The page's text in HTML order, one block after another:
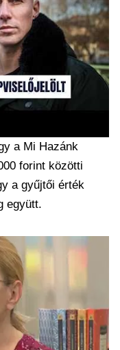
a Mi Hazánk
forint közötti
a gyűjtői érték
együtt.